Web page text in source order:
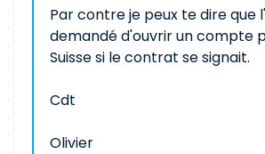
Par contre je peux te dire que
demandé d'ouvrir un compte
Suisse si le contrat se signait.
Cdt
Olivier